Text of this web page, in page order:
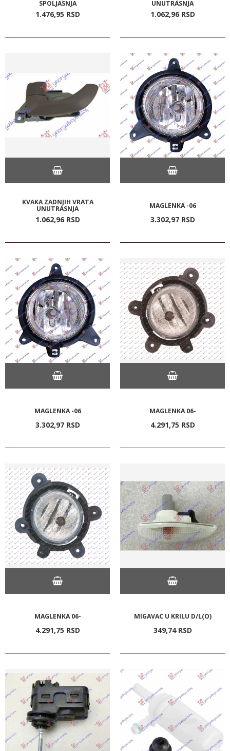
SPOLJASNJA
1.476,95 RSD
UNUTRASNJA
1.062,96 RSD
KVAKA ZADNJIH VRATA
UNUTRASNJA
1.062,96 RSD
MAGLENKA -06
3.302,97 RSD
MAGLENKA -06
3.302,97 RSD
MAGLENKA 06-
4.291,75 RSD
MAGLENKA 06-
4.291,75 RSD
MIGAVAC U KRILU D/L(O)
349,74 RSD